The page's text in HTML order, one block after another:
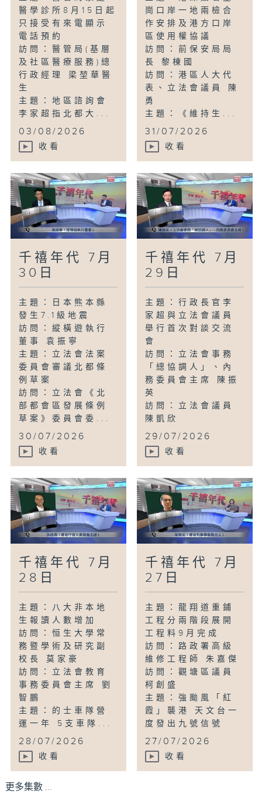
醫學診所8月15日起
只接受有來電顯示
電話預約
訪問：醫管局(基層
及社區醫療服務)總
行政經理 梁堃華醫
生
主題：地區諮詢會
李家超指北都大...
03/08/2026
收看
崗口岸一地兩檢合
作安排及港方口岸
區使用權協議
訪問：前保安局局
長 黎棟國
訪問：港區人大代
表、立法會議員 陳
勇
主題：《維持生...
31/07/2026
收看
千禧年代 7月
30日
主題：日本熊本縣
發生7.1級地震
訪問：縱橫遊執行
董事 袁振寧
主題：立法會法案
委員會審議北都條
例草案
訪問：立法會《北
部都會區發展條例
草案》委員會委...
30/07/2026
收看
千禧年代 7月
29日
主題：行政長官李
家超與立法會議員
舉行首次對談交流
會
訪問：立法會事務
「總協調人」、內
務委員會主席 陳振
英
訪問：立法會議員
陳凱欣
...
29/07/2026
收看
千禧年代 7月
28日
主題：八大非本地
生報讀人數增加
訪問：恒生大學常
務暨學術及研究副
校長 莫家豪
訪問：立法會教育
事務委員會主席 劉
智鵬
主題：的士車隊營
運一年 5支車隊...
28/07/2026
收看
千禧年代 7月
27日
主題：龍翔道重鋪
工程分兩階段展開
工程料9月完成
訪問：路政署高級
維修工程師 朱嘉傑
訪問：觀塘區議員
柯創盛
主題：強颱風「紅
霞」襲港 天文台一
度發出九號信號
...
27/07/2026
收看
更多集數 ...